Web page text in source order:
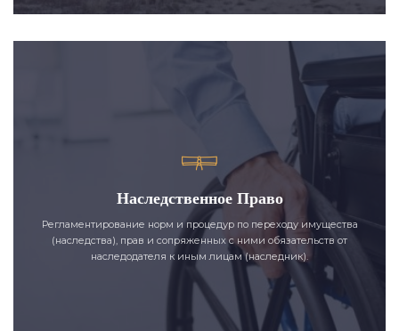
Наследственное Право
Регламентирование норм и процедур по переходу имущества
(наследства), прав и сопряженных с ними обязательств от
наследодателя к иным лицам (наследник).